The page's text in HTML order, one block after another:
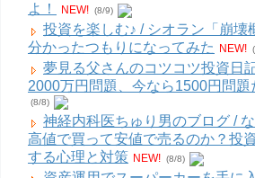
よ！
NEW! (8/9)
投資を楽しむ♪ / シオラン「崩壊
分かったつもりになってみた
NEW!
夢見る父さんのコツコツ投資日
2000万円問題、今なら1500円問題
(8/8)
神経内科医ちゅり男のブログ /
高値で買って安値で売るのか？投
する心理と対策 NEW! (8/8)